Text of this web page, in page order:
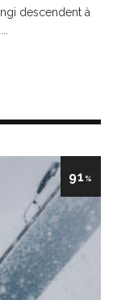
descendent à
91 %